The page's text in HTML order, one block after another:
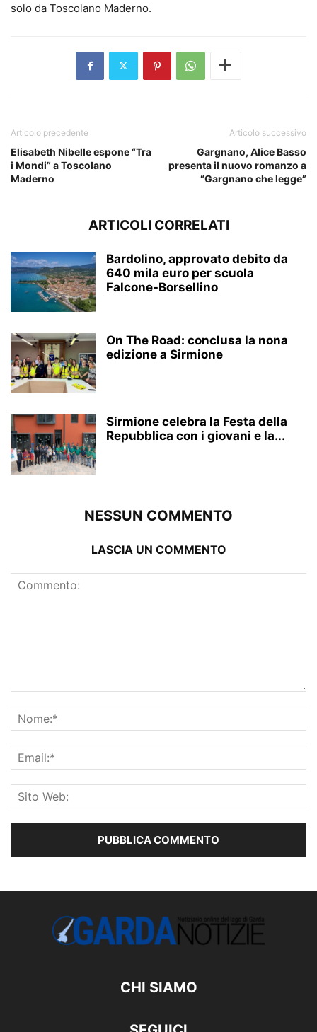
solo da Toscolano Maderno.
Articolo precedente
Elisabeth Nibelle espone “Tra
i Mondi” a Toscolano
Maderno
Articolo successivo
Gargnano, Alice Basso
presenta il nuovo romanzo a
“Gargnano che legge”
ARTICOLI CORRELATI
Bardolino, approvato debito da
640 mila euro per scuola
Falcone-Borsellino
On The Road: conclusa la nona
edizione a Sirmione
Sirmione celebra la Festa della
Repubblica con i giovani e la...
NESSUN COMMENTO
LASCIA UN COMMENTO
CHI SIAMO